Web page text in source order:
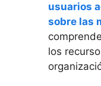
usuarios
sobre las
los